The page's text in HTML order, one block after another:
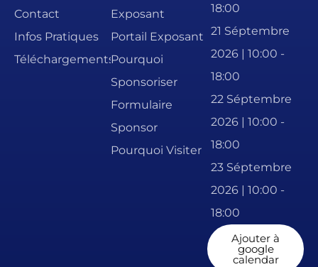
Contact
Infos Pratiques
Téléchargements
Exposant
Portail Exposant
Pourquoi
Sponsoriser
Formulaire
Sponsor
Pourquoi Visiter
18:00
21 Séptembre
2026 | 10:00 -
18:00
22 Séptembre
2026 | 10:00 -
18:00
23 Séptembre
2026 | 10:00 -
18:00
Ajouter à
google
calendar